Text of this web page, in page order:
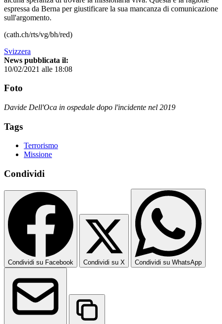
espressa da Berna per giustificare la sua mancanza di comunicazione
sull'argomento.
(cath.ch/rts/vg/bh/red)
Svizzera
News pubblicata il:
10/02/2021 alle 18:08
Foto
Davide Dell'Oca in ospedale dopo l'incidente nel 2019
Tags
Terrorismo
Missione
Condividi
Condividi su Facebook Condividi su X Condividi su WhatsApp